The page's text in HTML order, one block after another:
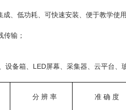
成、低功耗、可快速安装、便于教学使
传输；
设备箱、LED屏幕、采集器、云平台
分 辨 率 准 确 度